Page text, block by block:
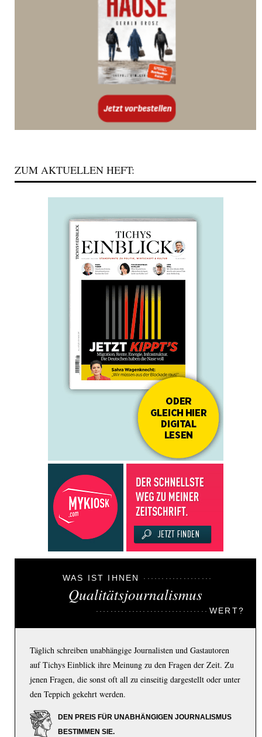
ZUM AKTUELLEN HEFT:
WAS IST IHNEN
Qualitätsjournalismus
WERT?
Täglich schreiben unabhängige Journalisten und Gastautoren
auf Tichys Einblick ihre Meinung zu den Fragen der Zeit. Zu
jenen Fragen, die sonst oft all zu einseitig dargestellt oder unter
den Teppich gekehrt werden.
DEN PREIS FÜR UNABHÄNGIGEN JOURNALISMUS
BESTIMMEN SIE.